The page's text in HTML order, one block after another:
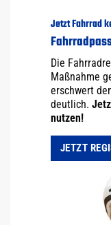
Jetzt Fahrrad
Die
Maßnahme
erschwert
deutlich.
nutzen!
JETZT